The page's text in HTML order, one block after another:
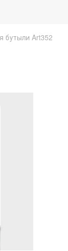
бутыли Art352